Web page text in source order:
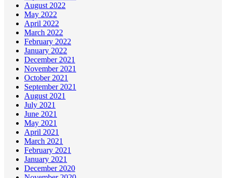
August 2022
May 2022
April 2022
March 2022
February 2022
January 2022
December 2021
November 2021
October 2021
September 2021
August 2021
July 2021
June 2021
May 2021
April 2021
March 2021
February 2021
January 2021
December 2020